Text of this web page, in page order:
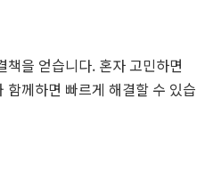
을 얻습니다. 혼자 고민하면
함께하면 빠르게 해결할 수 있습